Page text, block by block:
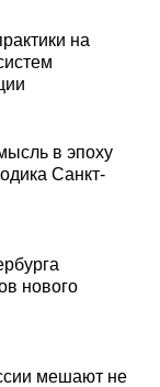
на
в эпоху
Санкт-
нового
мешают не